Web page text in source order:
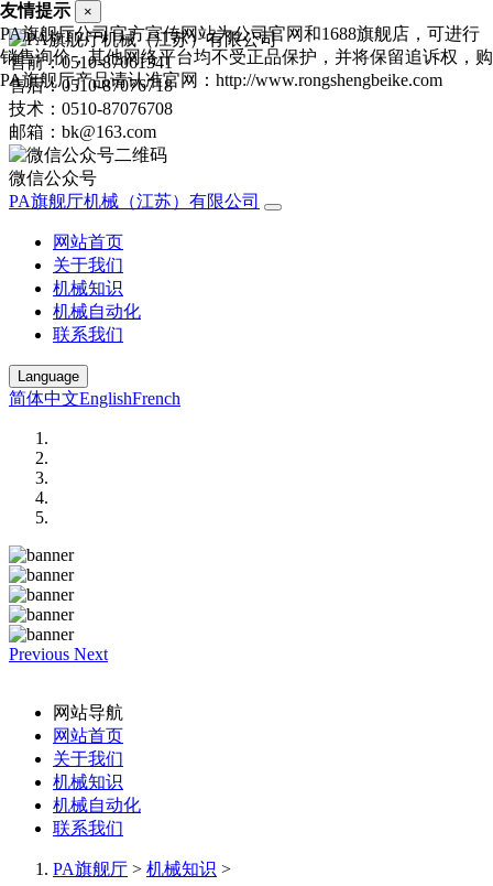
售前：0510-87061341
售后：0510-87076718
技术：0510-87076708
邮箱：bk@163.com
微信公众号
PA旗舰厅机械（江苏）有限公司
网站首页
关于我们
机械知识
机械自动化
联系我们
Language
简体中文EnglishFrench
Previous Next
网站导航
网站首页
关于我们
机械知识
机械自动化
联系我们
PA旗舰厅 > 机械知识 >
友情提示 ×
PA旗舰厅公司官方宣传网站为公司官网和1688旗舰店，可进行
销售询价，其他网络平台均不受正品保护，并将保留追诉权，购
PA旗舰厅产品请认准官网：http://www.rongshengbeike.com